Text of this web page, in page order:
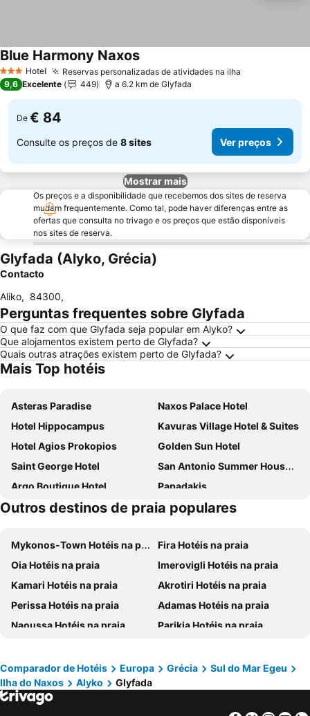
3 EstrelasHotel Reservas personalizadas de atividades na ilha
Blue Harmony NaxosVer preços
9,6 Excelente 449 a 6.2 km de Glyfada
De € 84
Consulte os preços de 8 sites Ver preços
Mostrar mais
Os preços e a disponibilidade que recebemos dos sites de reserva
mudam frequentemente. Como tal, pode haver diferenças entre as
ofertas que consulta no trivago e os preços que estão disponíveis
nos sites de reserva.
Glyfada (Alyko, Grécia)
Contacto
Aliko, 84300,
Perguntas frequentes sobre Glyfada
O que faz com que Glyfada seja popular em Alyko?
Que alojamentos existem perto de Glyfada?
Quais outras atrações existem perto de Glyfada?
Mais Top hotéis
Asteras Paradise
Naxos Palace Hotel
Hotel Hippocampus
Kavuras Village Hotel & Suites
Hotel Agios Prokopios
Golden Sun Hotel
Saint George Hotel
San Antonio Summer House Paros by GHH
Argo Boutique Hotel
Papadakis
Poseidon of Paros Hotel & Spa
Mr & Mrs White Paros
Aegean Palace
Liana Beach Hotel & Spa
Astir Of Naxos
Naxos Magic Village
Summer Shades Hotel
Naxos Holidays
Aeolis Boutique Hotel
The Key
Cavo Piso Livadi
Avra Pension
Mitos Suites
Princess Of Naxos
Aloni Hotel & Suites
Pnoi Hotel
Outros destinos de praia populares
Mykonos-Town Hotéis na praia
Fira Hotéis na praia
Oia Hotéis na praia
Imerovigli Hotéis na praia
Kamari Hotéis na praia
Akrotiri Hotéis na praia
Perissa Hotéis na praia
Adamas Hotéis na praia
Naoussa Hotéis na praia
Parikia Hotéis na praia
Naxos - Chora Hotéis na praia Perivolos Hotéis na praia
Agios Prokopios Hotéis na praia
Pyrgos Hotéis na praia
Comparador de Hotéis Europa Grécia
Sul do Mar Egeu
Ilha do Naxos
Alyko Glyfada